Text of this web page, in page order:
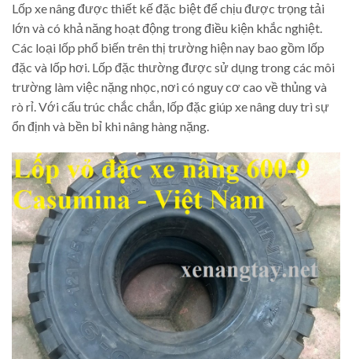
Lốp xe nâng được thiết kế đặc biệt để chịu được trọng tải
lớn và có khả năng hoạt động trong điều kiện khắc nghiệt.
Các loại lốp phổ biến trên thị trường hiện nay bao gồm lốp
đặc và lốp hơi. Lốp đặc thường được sử dụng trong các môi
trường làm việc nặng nhọc, nơi có nguy cơ cao về thủng và
rò rỉ. Với cấu trúc chắc chắn, lốp đặc giúp xe nâng duy trì sự
ổn định và bền bỉ khi nâng hàng nặng.